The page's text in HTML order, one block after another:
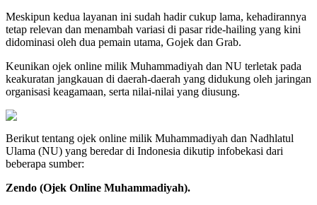
Meskipun kedua layanan ini sudah hadir cukup lama, kehadirannya
tetap relevan dan menambah variasi di pasar ride-hailing yang kini
didominasi oleh dua pemain utama, Gojek dan Grab.
Keunikan ojek online milik Muhammadiyah dan NU terletak pada
keakuratan jangkauan di daerah-daerah yang didukung oleh jaringan
organisasi keagamaan, serta nilai-nilai yang diusung.
Berikut tentang ojek online milik Muhammadiyah dan Nadhlatul
Ulama (NU) yang beredar di Indonesia dikutip infobekasi dari
beberapa sumber:
Zendo (Ojek Online Muhammadiyah).